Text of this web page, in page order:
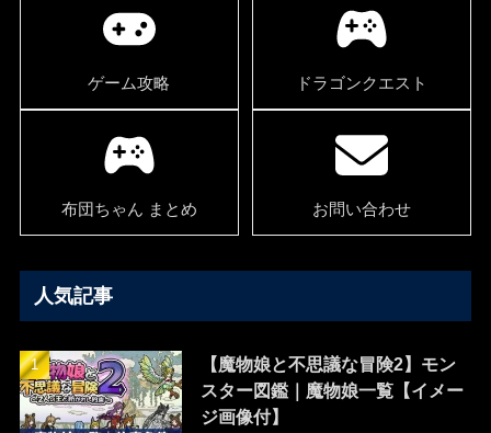
ゲーム攻略 ドラゴンクエスト
布団ちゃん まとめ お問い合わせ
人気記事
【魔物娘と不思議な冒険2】モン
スター図鑑｜魔物娘一覧【イメー
ジ画像付】